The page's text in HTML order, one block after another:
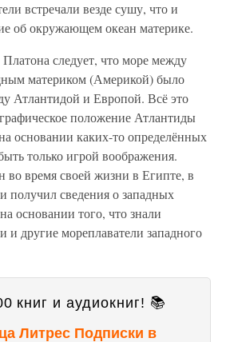
встречали везде сушу, что и
об окружающем океан материке.
следует, что море между
материком (Америкой) было
Атлантидой и Европой. Всё это
положение Атлантиды
основании каких-то определённых
только игрой воображения.
время своей жизни в Египте, в
сведения о западных
основании того, что знали
и другие мореплаватели западного
книг и аудиокниг! 📚
Литрес Подписки в